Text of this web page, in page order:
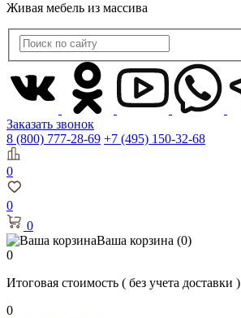
Живая мебель из массива
Заказать звонок
8 (800) 777-28-69 +7 (495) 150-32-68
0
0
0
Ваша корзина (0)
0
Итоговая стоимость ( без учета доставки )
0